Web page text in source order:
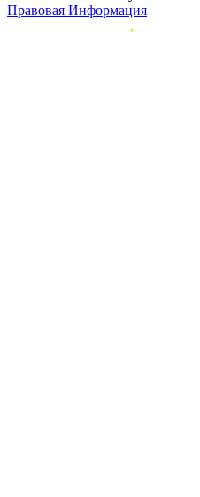
Правовая Информация